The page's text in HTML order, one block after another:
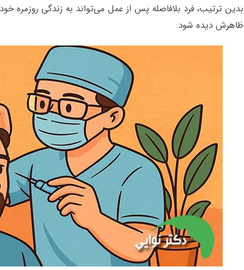
بدین ترتیب، فرد بلافاصله پس از عمل می‌تواند به زندگی روزمره
ظاهرش دیده شود.